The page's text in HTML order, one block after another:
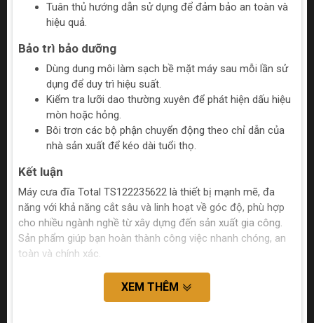
Tuân thủ hướng dẫn sử dụng để đảm bảo an toàn và
hiệu quả.
Bảo trì bảo dưỡng
Dùng dung môi làm sạch bề mặt máy sau mỗi lần sử
dụng để duy trì hiệu suất.
Kiểm tra lưỡi dao thường xuyên để phát hiện dấu hiệu
mòn hoặc hỏng.
Bôi trơn các bộ phận chuyển động theo chỉ dẫn của
nhà sản xuất để kéo dài tuổi thọ.
Kết luận
Máy cưa đĩa Total TS122235622 là thiết bị mạnh mẽ, đa
năng với khả năng cắt sâu và linh hoạt về góc độ, phù hợp
cho nhiều ngành nghề từ xây dựng đến sản xuất gia công.
Sản phẩm giúp bạn hoàn thành công việc nhanh chóng, an
toàn và chính xác.
XEM THÊM